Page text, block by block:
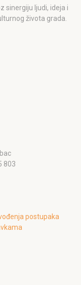
sinergiju ljudi, ideja i
života grada.
803
postupaka